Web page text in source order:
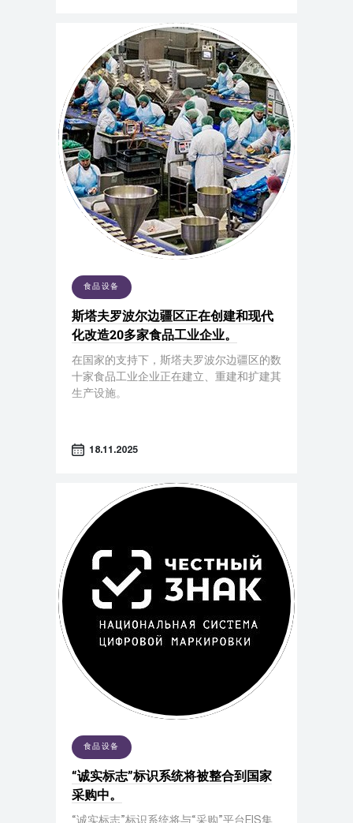
食品设备
斯塔夫罗波尔边疆区正在创建和现代
化改造20多家食品工业企业。
在国家的支持下，斯塔夫罗波尔边疆区的数
十家食品工业企业正在建立、重建和扩建其
生产设施。
18.11.2025
食品设备
“诚实标志”标识系统将被整合到国家
采购中。